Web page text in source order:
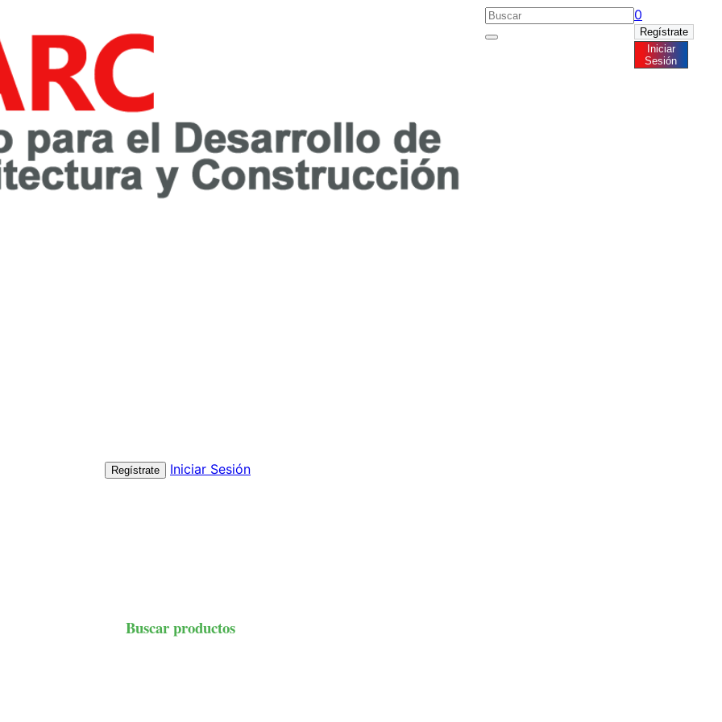
Noticias
0
Regístrate
Iniciar
Sesión
Regístrate Iniciar Sesión
Buscar productos